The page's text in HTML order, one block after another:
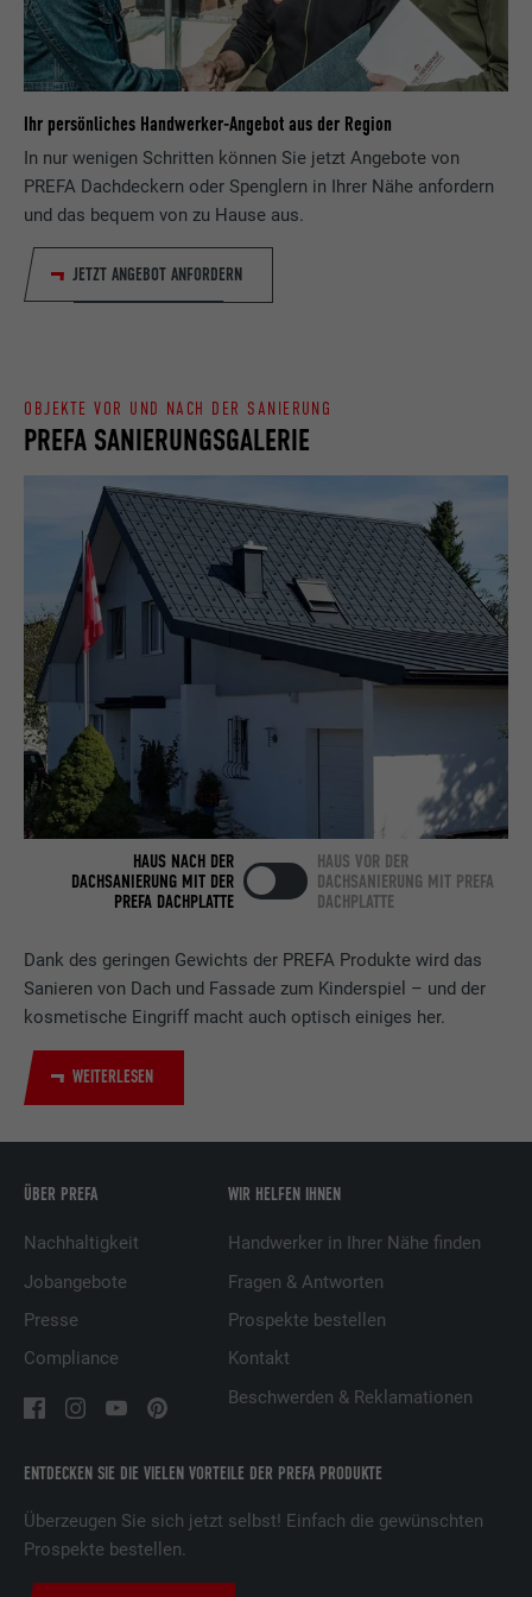
Ihr persönliches Handwerker-Angebot aus der Region
In nur wenigen Schritten können Sie jetzt Angebote von
PREFA Dachdeckern oder Spenglern in Ihrer Nähe anfordern
und das bequem von zu Hause aus.
JETZT ANGEBOT ANFORDERN
Dank des geringen Gewichts der PREFA Produkte wird das
Sanieren von Dach und Fassade zum Kinderspiel – und der
kosmetische Eingriff macht auch optisch einiges her.
WEITERLESEN
PREFA SANIERUNGSGALERIE
OBJEKTE VOR UND NACH DER SANIERUNG
HAUS NACH DER
DACHSANIERUNG MIT DER
PREFA DACHPLATTE
HAUS VOR DER
DACHSANIERUNG MIT PREFA
DACHPLATTE
ENTDECKEN SIE DIE VIELEN VORTEILE DER PREFA PRODUKTE
Überzeugen Sie sich jetzt selbst! Einfach die gewünschten
Prospekte bestellen.
ÜBER PREFA
Nachhaltigkeit
Jobangebote
Presse
Compliance
WIR HELFEN IHNEN
Handwerker in Ihrer Nähe finden
Fragen & Antworten
Prospekte bestellen
Kontakt
Beschwerden & Reklamationen
Zweck
wird, um statistische Daten dazu, wieder
Besucher die Website nutzt, zu generieren.
Anbieter Google Optimize
Laufzeit 90 Tage
Wird testweise gesetzt, um zu prüfen, ob
der Browser das Setzen von Cookies
Anbieter ads.linkedin.com
Laufzeit Sitzung
Zweck
Speichert die vom Benutzer ausgewählte
Sprach version einer Webseite.
Anbieter LinkedIn
Zweck
Webseite ein eingebettetes "Folgen Sie
uns"-Fenster enthält.
Name bcookie
Anbieter LinkedIn
Laufzeit 2 Jahre
Zweck
Verwendet vom Social-Networking-Dienst
LinkedIn für die Verfolgung der
Verwendung von eingebetteten
Dienstleistungen.
Name bscookie
LinkedIn
Laufzeit 2 Jahre
Verwendet vom Social-Networking-Dienst
LinkedIn für die Verfolgung der
Verwendung von eingebetteten
Laufzeit
Wird verwendet, um Besucher auf
mehreren Webseiten zu verfolgen, um
Präferenzen des Besuchers zu
lidc
Anbieter